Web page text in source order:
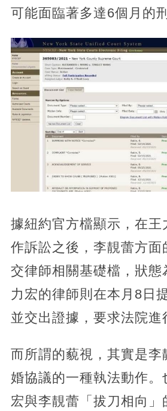
可能面臨著多達6個月的
據紐約官方檔顯示，在王
作訴訟之後，李靚蕾方面
交律師相關基礎檔，狀態
力宏的律師則在本月8日
並交出證據，要求法院進
而所謂的藐視，其實是李
婚協議的一種執法動作。
宏與李靚蕾「拔刀相向」